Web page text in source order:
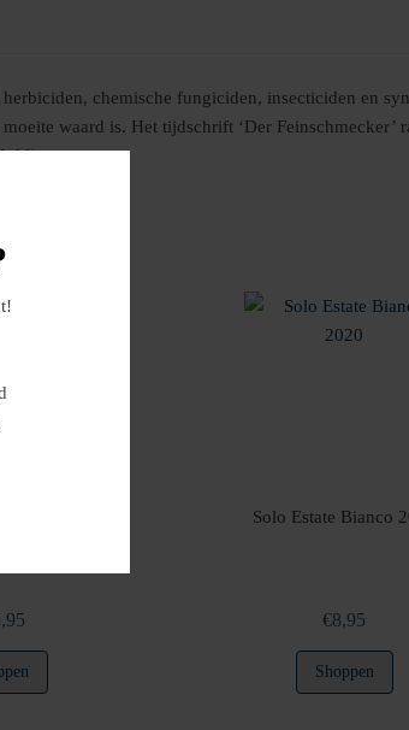
chemische fungiciden, insecticiden en
waard is. Het tijdschrift ‘Der Feinschmecker’
Solo Estate Bianco
€8,95
Shoppen